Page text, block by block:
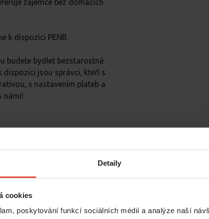
Detaily
cookies
poskytování funkcí sociálních médií a analýze naší
zájemce bez domácích
k dispozici PENB.
budete bydlet bezstarostně
dispozici jsou správci, kteří s
s nastavením plateb a
námi!
bytu a dostaňte tak
referenci,
o byt.